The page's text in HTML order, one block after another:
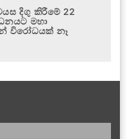
දිගු කිරීමේ 22
මහා
විරෝධයක් නෑ